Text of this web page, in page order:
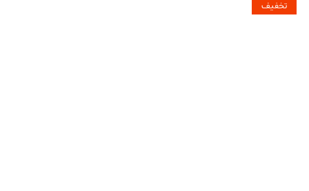
تخفیف